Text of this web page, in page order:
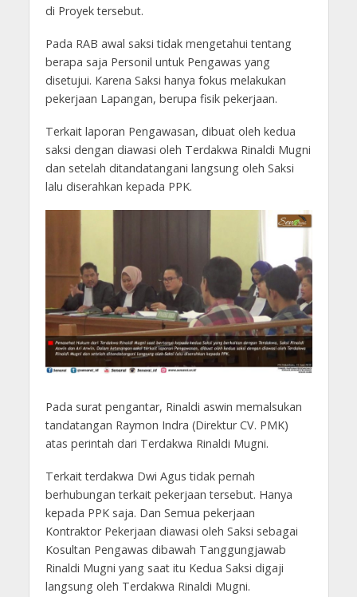
di Proyek tersebut.
Pada RAB awal saksi tidak mengetahui tentang
berapa saja Personil untuk Pengawas yang
disetujui. Karena Saksi hanya fokus melakukan
pekerjaan Lapangan, berupa fisik pekerjaan.
Terkait laporan Pengawasan, dibuat oleh kedua
saksi dengan diawasi oleh Terdakwa Rinaldi Mugni
dan setelah ditandatangani langsung oleh Saksi
lalu diserahkan kepada PPK.
Pada surat pengantar, Rinaldi aswin memalsukan
tandatangan Raymon Indra (Direktur CV. PMK)
atas perintah dari Terdakwa Rinaldi Mugni.
Terkait terdakwa Dwi Agus tidak pernah
berhubungan terkait pekerjaan tersebut. Hanya
kepada PPK saja. Dan Semua pekerjaan
Kontraktor Pekerjaan diawasi oleh Saksi sebagai
Kosultan Pengawas dibawah Tanggungjawab
Rinaldi Mugni yang saat itu Kedua Saksi digaji
langsung oleh Terdakwa Rinaldi Mugni.